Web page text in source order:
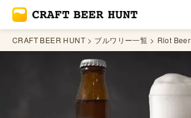
CRAFT BEER HUNT ブルワリー一覧 Riot Beer